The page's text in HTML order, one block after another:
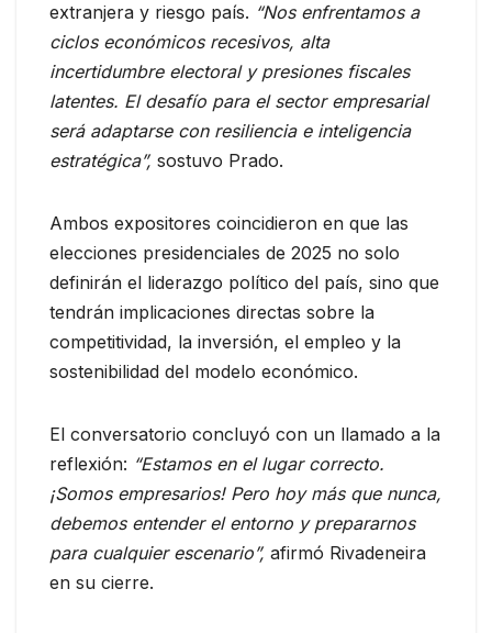
extranjera y riesgo país. “Nos enfrentamos a
ciclos económicos recesivos, alta
incertidumbre electoral y presiones fiscales
latentes. El desafío para el sector empresarial
será adaptarse con resiliencia e inteligencia
estratégica”, sostuvo Prado.
Ambos expositores coincidieron en que las
elecciones presidenciales de 2025 no solo
definirán el liderazgo político del país, sino que
tendrán implicaciones directas sobre la
competitividad, la inversión, el empleo y la
sostenibilidad del modelo económico.
El conversatorio concluyó con un llamado a la
reflexión: “Estamos en el lugar correcto.
¡Somos empresarios! Pero hoy más que nunca,
debemos entender el entorno y prepararnos
para cualquier escenario”, afirmó Rivadeneira
en su cierre.